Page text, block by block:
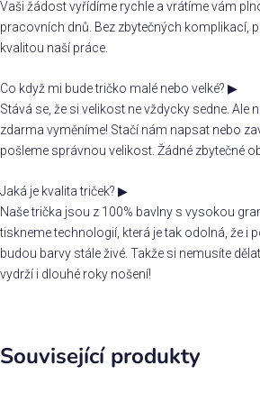
Vaši žádost vyřídíme rychle a vrátíme vám
pracovních dnů. Bez zbytečných komplikací,
kvalitou naší práce.
Co když mi bude tričko malé nebo velké? ▶
Stává se, že si velikost ne vždycky sedne. Ale
zdarma vyměníme! Stačí nám napsat nebo
pošleme správnou velikost. Žádné zbytečné
Jaká je kvalita triček? ▶
Naše trička jsou z 100% bavlny s vysokou
tiskneme technologií, která je tak odolná, že i
budou barvy stále živé. Takže si nemusíte
vydrží i dlouhé roky nošení!
Související produkty